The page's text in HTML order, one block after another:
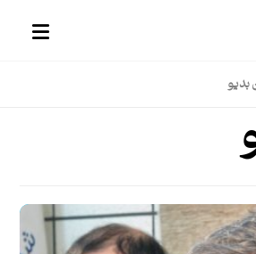
بدیو